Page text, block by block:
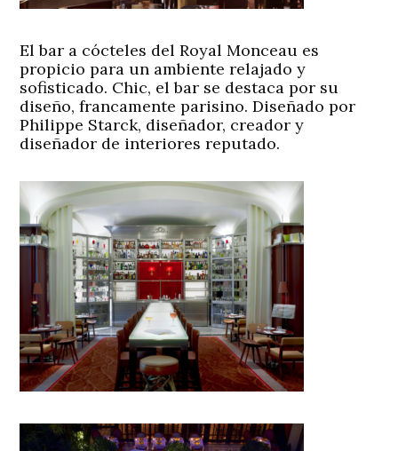
El bar a cócteles del Royal Monceau es
propicio para un ambiente relajado y
sofisticado. Chic, el bar se destaca por su
diseño, francamente parisino. Diseñado por
Philippe Starck, diseñador, creador y
diseñador de interiores reputado.